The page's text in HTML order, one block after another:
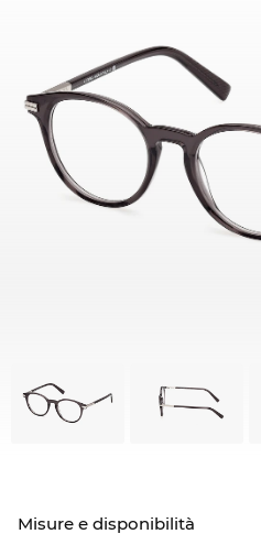
Misure e disponibilità